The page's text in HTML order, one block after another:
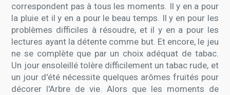
correspondent pas à tous les moments. Il y en a pour
la pluie et il y en a pour le beau temps. Il y en pour les
problèmes difficiles à résoudre, et il y en a pour les
lectures ayant la détente comme but. Et encore, le jeu
ne se complète que par un choix adéquat de tabac.
Un jour ensoleillé tolère difficilement un tabac rude, et
un jour d'été nécessite quelques arômes fruités pour
décorer l'Arbre de vie. Alors que les moments de